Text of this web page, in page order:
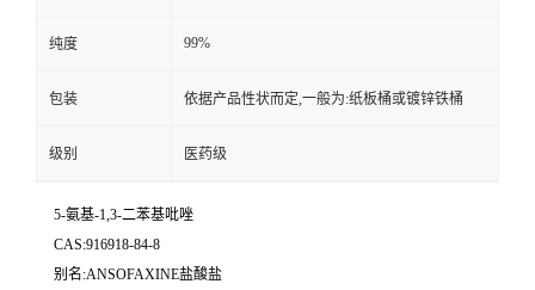
纯度 99%
包装 依据产品性状而定,一般为:纸板桶或镀锌铁桶
级别 医药级
5-氨基-1,3-二苯基吡唑
CAS:916918-84-8
别名:ANSOFAXINE盐酸盐